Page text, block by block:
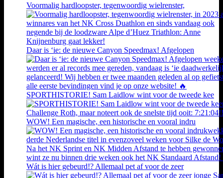
Voormalig hardloopster, tegenwoordig wielrenster,
Daar is ‘ie: de nieuwe Canyon Speedmax! Afgelopen
SPORTHISTORIE! Sam Laidlow wint voor de tweede kee
WOW! Een magische, een historische en vooral indru
Wát is hier gebeurd!? Allemaal pet af voor de zeer